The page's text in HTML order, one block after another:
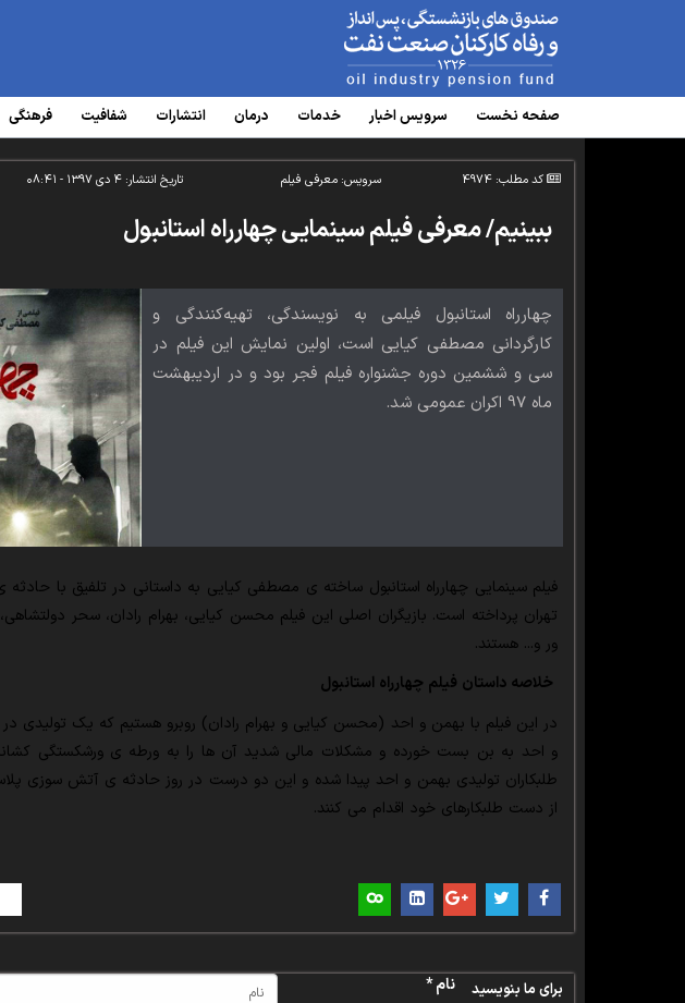
www.oipf.ir
صفحه نخست سرویس‌ اخبار خدمات درمان انتشارات شفافیت فرهنگی
کد مطلب: 4974 سرویس: معرفی فیلم تاریخ انتشار: ۴ دی ۱۳۹۷ - ۰۸:۴۱
ببینیم/ معرفی فیلم سینمایی چهارراه استانبول
چهارراه استانبول فیلمی به نویسندگی، تهیه‌کنندگی و
کارگردانی مصطفی کیایی است، اولین نمایش این فیلم در
سی و ششمین دوره جشنواره فیلم فجر بود و در اردیبهشت
ماه 97 اکران عمومی شد.
فیلم سینمایی چهارراه استانبول ساخته ی مصطفی کیایی به داستانی در تلفیق با
تهران پرداخته است. بازیگران اصلی این فیلم محسن کیایی، بهرام رادان، سحر دولتشاهی،
ور و... هستند.
خلاصه داستان فیلم چهارراه استانبول
در این فیلم با بهمن و احد (محسن کیایی و بهرام رادان) روبرو هستیم که یک تولیدی
و احد به بن بست خورده و مشکلات مالی شدید آن ها را به ورطه ی ورشکستگی
طلبکاران تولیدی بهمن و احد پیدا شده و این دو درست در روز حادثه ی آتش سوزی
از دست طلبکارهای خود اقدام می کنند.
برای ما بنویسید نام *